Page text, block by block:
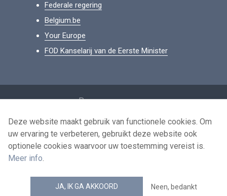
Federale regering
Belgium.be
Your Europe
FOD Kanselarij van de Eerste Minister
Persoonsgegevens
Voorwaarden voor het hergebruik
Contacteer ons
news.belgium RSS feed
Deze website maakt gebruik van functionele cookies. Om
uw ervaring te verbeteren, gebruikt deze website ook
optionele cookies waarvoor uw toestemming vereist is.
Meer info.
JA, IK GA AKKOORD Neen, bedankt